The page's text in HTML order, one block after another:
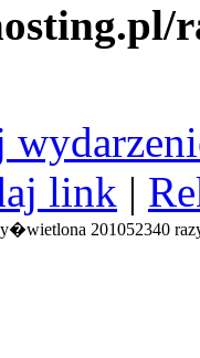
link |
201052340